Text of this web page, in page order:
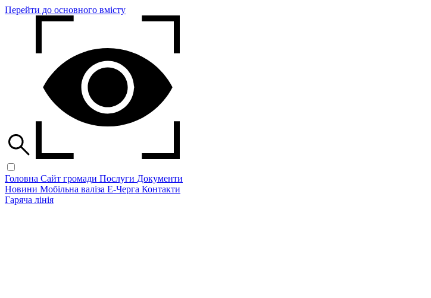
Перейти до основного вмісту
Головна Сайт громади Послуги Документи
Новини Мобільна валіза Е-Черга Контакти
Гаряча лінія